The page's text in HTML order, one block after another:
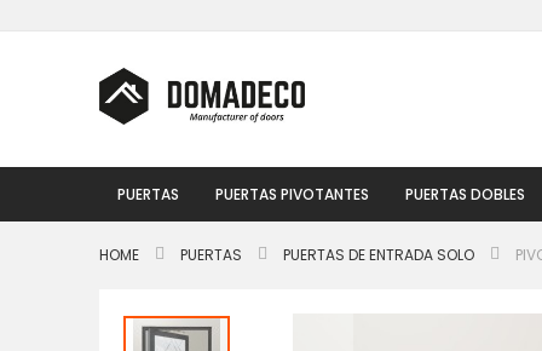
al
PUERTAS PUERTAS PIVOTANTES PUERTAS DOBLES
HOME PUERTAS PUERTAS DE ENTRADA SOLO
Saltar